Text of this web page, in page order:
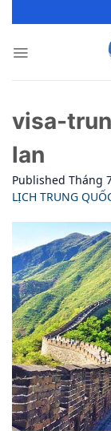
visa-
lan
Published Tháng
LỊCH TRUNG